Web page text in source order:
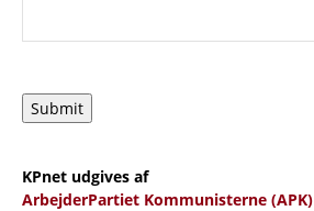
Submit
KPnet udgives af
ArbejderPartiet Kommunisterne (APK)